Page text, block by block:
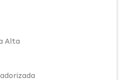
Alta